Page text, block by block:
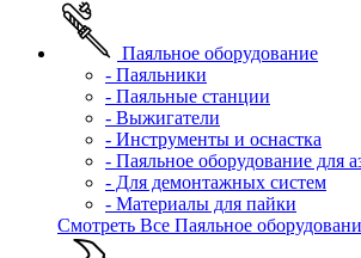
Паяльное оборудование
- Паяльники
- Паяльные станции
- Выжигатели
- Инструменты и оснастка
- Паяльное оборудование для
- Для демонтажных систем
- Материалы для пайки
Смотреть Все Паяльное